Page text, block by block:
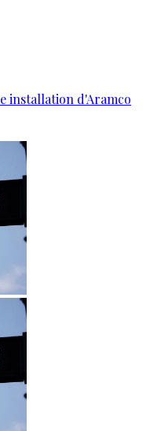
installation d'Aramco